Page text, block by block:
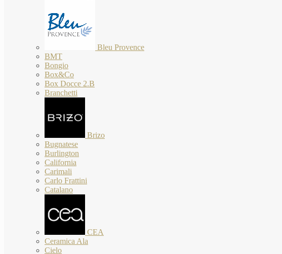
Bleu Provence
BMT
Bongio
Box&Co
Box Docce 2.B
Branchetti
Brizo
Bugnatese
Burlington
California
Carimali
Carlo Frattini
Catalano
CEA
Ceramica Ala
Cielo